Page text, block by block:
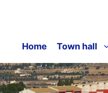
Home Town hall